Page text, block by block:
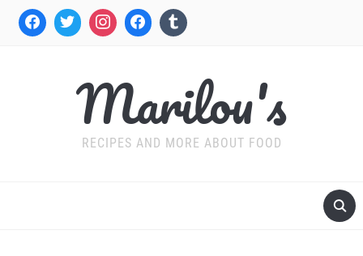
Marilou's
RECIPES AND MORE ABOUT FOOD